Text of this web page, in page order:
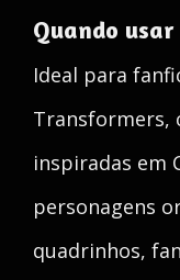
Quando
Ideal para
Transformers,
inspiradas em
personagens
quadrinhos,